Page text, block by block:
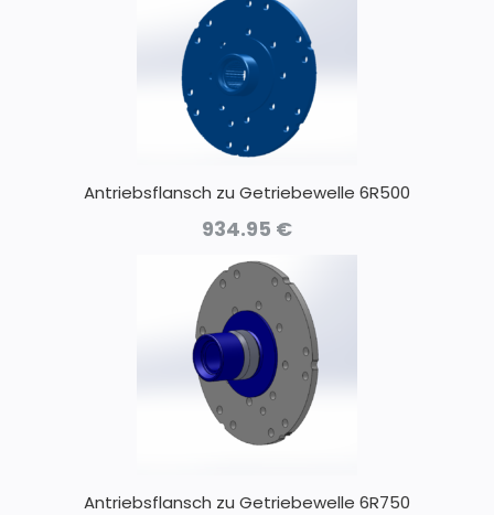
Antriebsflansch zu Getriebewelle 6R500
934.95 €
Antriebsflansch zu Getriebewelle 6R750